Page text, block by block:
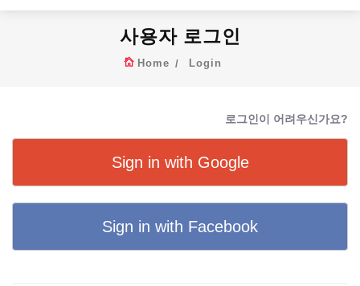
사용자 로그인
Home Login
로그인이 어려우신가요?
Sign in with Google
Sign in with Facebook